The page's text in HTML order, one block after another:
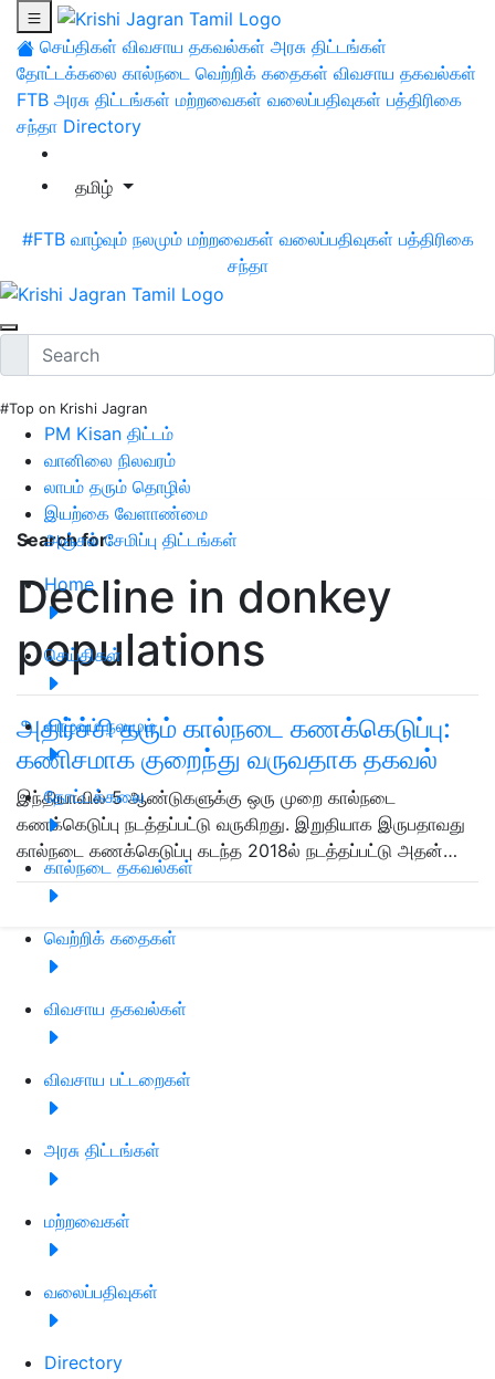
செய்திகள் விவசாய தகவல்கள் அரசு திட்டங்கள்
தோட்டக்கலை கால்நடை வெற்றிக் கதைகள் விவசாய தகவல்கள்
FTB அரசு திட்டங்கள் மற்றவைகள் வலைப்பதிவுகள் பத்திரிகை
சந்தா Directory
தமிழ்
#FTB வாழ்வும் நலமும் மற்றவைகள் வலைப்பதிவுகள் பத்திரிகை
சந்தா
#Top on Krishi Jagran
PM Kisan திட்டம்
வானிலை நிலவரம்
லாபம் தரும் தொழில்
இயற்கை வேளாண்மை
அஞ்சல் சேமிப்பு திட்டங்கள்
Home
செய்திகள்
வாழ்வும் நலமும்
தோட்டக்கலை
கால்நடை தகவல்கள்
வெற்றிக் கதைகள்
விவசாய தகவல்கள்
விவசாய பட்டறைகள்
அரசு திட்டங்கள்
மற்றவைகள்
வலைப்பதிவுகள்
Directory
Search for:
Decline in donkey
populations
அதிர்ச்சி தரும் கால்நடை கணக்கெடுப்பு:
கணிசமாக குறைந்து வருவதாக தகவல்
இந்தியாவில் 5 ஆண்டுகளுக்கு ஒரு முறை கால்நடை
கணக்கெடுப்பு நடத்தப்பட்டு வருகிறது. இறுதியாக இருபதாவது
கால்நடை கணக்கெடுப்பு கடந்த 2018ல் நடத்தப்பட்டு அதன்…